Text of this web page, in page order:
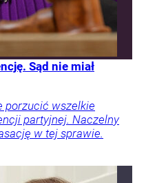
Sąd nie miał
porzucić wszelkie
partyjnej. Naczelny
w tej sprawie.